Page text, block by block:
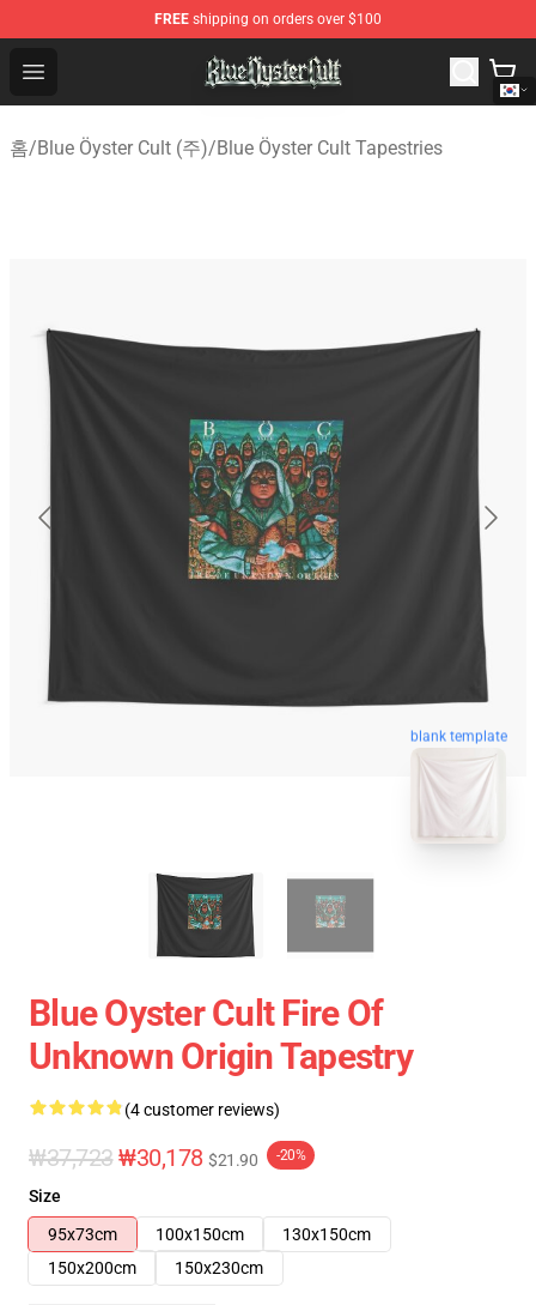
FREE shipping on orders over $100
Open menu
Blue Öyster Cult Store - Official Blue Öyster Cult
홈/Blue Öyster Cult (주)/Blue Öyster Cult Tapestries
blank template
Blue Oyster Cult Fire Of
Unknown Origin Tapestry
(4 customer reviews)
₩37,723 ₩30,178 $21.90 -20%
Size
95x73cm
100x150cm
130x150cm
150x200cm
150x230cm